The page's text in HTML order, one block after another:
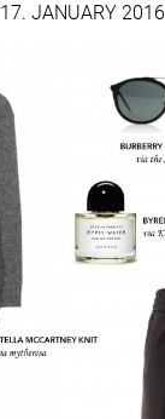
17. JANUARY 2016